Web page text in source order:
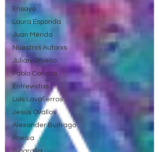
Ensayo
Laura Esponda
Juan Mérida
Nuestrxs Autorxs
Julián Grueso
Pablo Concha
Entrevistas
Luis Lavafierros
Jesús Ovallos
Alexander Buitrago
Poesía